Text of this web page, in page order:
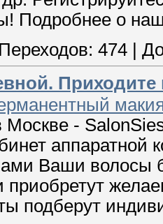
Подробнее о
Переходов: 474
Приходите
Москве -
аппаратной
Ваши волосы
приобретут
подберут